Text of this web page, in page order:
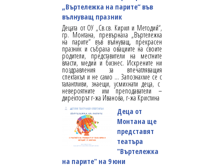
„Въртележка на парите“ във
вълнуващ празник
Децата от ОУ „Св.св. Кирил и Методий“,
гр. Монтана, превърнаха „Въртележка
на парите“ във вълнуващ, прекрасен
празник и събраха овациите на своите
родители, представители на местните
власти, медии и бизнес. Искрените ни
поздравления за впечатляващия
спектакъл и не само … Запознахме се с
талантливи, знаещи, усмихнати деца, с
невероятните им преподаватели –
директорът г-жа Иванова, г-жа Кристина
Деца от
Монтана ще
представят
театъра
"Въртележка
на парите" на 9 юни